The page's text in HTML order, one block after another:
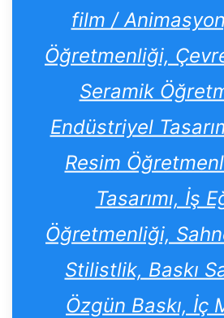
film /
Öğretmenliği,
Seramik
Endüstriyel
Resim
Tasarımı, İş
Öğretmenliği,
Stilistlik, Baskı
Özgün Baskı, İç